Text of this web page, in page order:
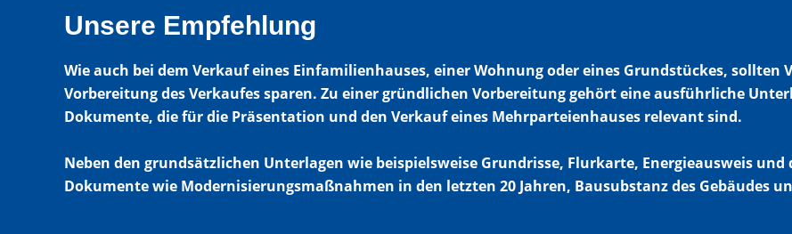
Unsere Empfehlung
Wie auch bei dem Verkauf eines Einfamilienhauses, einer Wohnung oder eines Grundstückes, sollten
Vorbereitung des Verkaufes sparen. Zu einer gründlichen Vorbereitung gehört eine ausführliche
Dokumente, die für die Präsentation und den Verkauf eines Mehrparteienhauses relevant sind.
Neben den grundsätzlichen Unterlagen wie beispielsweise Grundrisse, Flurkarte, Energieausweis
Dokumente wie Modernisierungsmaßnahmen in den letzten 20 Jahren, Bausubstanz des Gebäudes